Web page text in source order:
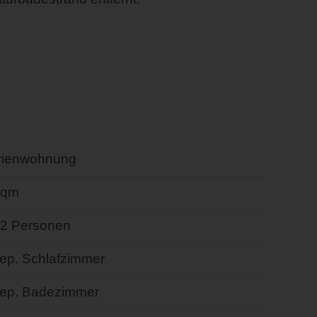
Personen
Schlafzimmer
Badezimmer